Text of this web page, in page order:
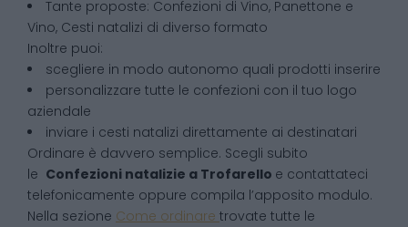
Tante proposte: Confezioni di Vino, Panettone e
Vino, Cesti natalizi di diverso formato
Inoltre puoi:
scegliere in modo autonomo quali prodotti inserire
personalizzare tutte le confezioni con il tuo logo
aziendale
inviare i cesti natalizi direttamente ai destinatari
Ordinare è davvero semplice. Scegli subito
le Confezioni natalizie a Trofarello e contattateci
telefonicamente oppure compila l’apposito modulo.
Nella sezione Come ordinare trovate tutte le